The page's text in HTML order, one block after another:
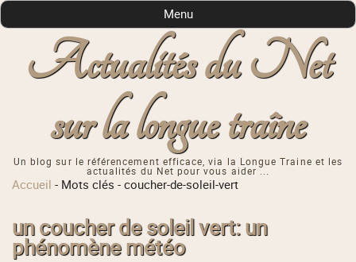
Actualités du Net
sur la longue traîne
Un blog sur le référencement efficace, via la Longue Traine et les
actualités du Net pour vous aider ...
Menu
Accueil - Mots clés -coucher-de-soleil-vert
un coucher de soleil vert: un
phénomène météo